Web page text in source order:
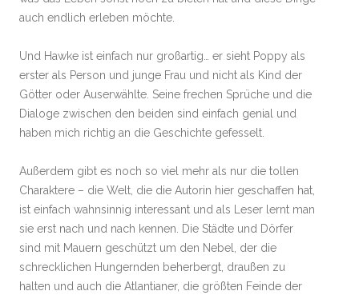
auch endlich erleben möchte.
Und Hawke ist einfach nur großartig… er sieht Poppy als
erster als Person und junge Frau und nicht als Kind der
Götter oder Auserwählte. Seine frechen Sprüche und die
Dialoge zwischen den beiden sind einfach genial und
haben mich richtig an die Geschichte gefesselt.
Außerdem gibt es noch so viel mehr als nur die tollen
Charaktere – die Welt, die die Autorin hier geschaffen hat,
ist einfach wahnsinnig interessant und als Leser lernt man
sie erst nach und nach kennen. Die Städte und Dörfer
sind mit Mauern geschützt um den Nebel, der die
schrecklichen Hungernden beherbergt, draußen zu
halten und auch die Atlantianer, die größten Feinde der